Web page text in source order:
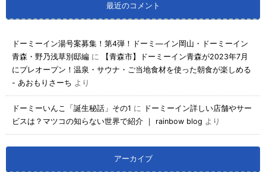
最近のコメント
ドーミーイン湯号案募集！第4弾！ドーミ―イン岡山・ドーミーイン
青森・野乃浅草別邸編 に
【青森市】ドーミーイン青森が2023年7月
にプレオープン！温泉・サウナ・ご当地食材を使った朝食が楽しめる
- あおもりさーち より
ドーミーいんこ「誕生秘話」その1 に
ドーミーイン詳しい店舗やサー
ビスは？マツコの知らない世界で紹介 ｜ rainbow blog より
アーカイブ